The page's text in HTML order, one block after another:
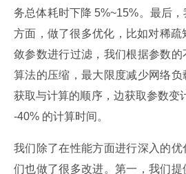
务总体耗时下降 5%~15%。最后
方面，做了很多优化，比如对稀疏
敛参数进行过滤，我们根据参数的
算法的压缩，最大限度减少网络
获取与计算的顺序，边获取参数变
-40% 的计算时间。
我们除了在性能方面进行深入的优
们也做了很多改进。第一，我们